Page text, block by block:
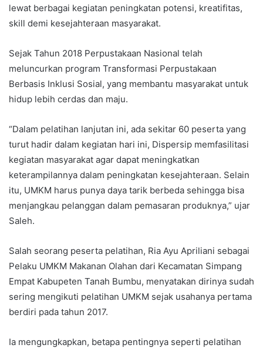
lewat berbagai kegiatan peningkatan potensi, kreatifitas,
skill demi kesejahteraan masyarakat.
Sejak Tahun 2018 Perpustakaan Nasional telah
meluncurkan program Transformasi Perpustakaan
Berbasis Inklusi Sosial, yang membantu masyarakat untuk
hidup lebih cerdas dan maju.
“Dalam pelatihan lanjutan ini, ada sekitar 60 peserta yang
turut hadir dalam kegiatan hari ini, Dispersip memfasilitasi
kegiatan masyarakat agar dapat meningkatkan
keterampilannya dalam peningkatan kesejahteraan. Selain
itu, UMKM harus punya daya tarik berbeda sehingga bisa
menjangkau pelanggan dalam pemasaran produknya,” ujar
Saleh.
Salah seorang peserta pelatihan, Ria Ayu Apriliani sebagai
Pelaku UMKM Makanan Olahan dari Kecamatan Simpang
Empat Kabupeten Tanah Bumbu, menyatakan dirinya sudah
sering mengikuti pelatihan UMKM sejak usahanya pertama
berdiri pada tahun 2017.
Ia mengungkapkan, betapa pentingnya seperti pelatihan